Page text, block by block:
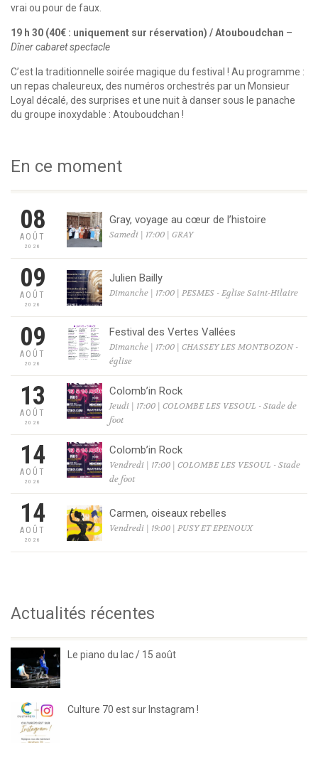
vrai ou pour de faux.
19 h 30 (40€ : uniquement sur réservation) / Atouboudchan –
Dîner cabaret spectacle
C’est la traditionnelle soirée magique du festival ! Au programme :
un repas chaleureux, des numéros orchestrés par un Monsieur
Loyal décalé, des surprises et une nuit à danser sous le panache
du groupe inoxydable : Atouboudchan !
En ce moment
08
AOÛT
2026
Gray, voyage au cœur de l’histoire
Samedi | 17:00 | GRAY
09
AOÛT
2026
Julien Bailly
Dimanche | 17:00 | PESMES - Eglise Saint-Hilaire
09
AOÛT
2026
Festival des Vertes Vallées
Dimanche | 17:00 | CHASSEY LES MONTBOZON -
église
13
AOÛT
2026
Colomb’in Rock
Jeudi | 17:00 | COLOMBE LES VESOUL - Stade de
foot
14
AOÛT
2026
Colomb’in Rock
Vendredi | 17:00 | COLOMBE LES VESOUL - Stade
de foot
14
AOÛT
2026
Carmen, oiseaux rebelles
Vendredi | 19:00 | PUSY ET EPENOUX
Actualités récentes
Le piano du lac / 15 août
Culture 70 est sur Instagram !